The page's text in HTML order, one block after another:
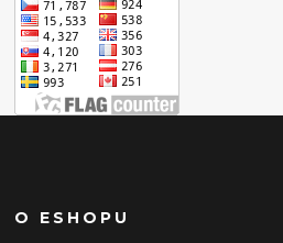
O ESHOPU